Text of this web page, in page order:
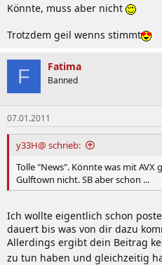
Könnte, muss aber nicht
Trotzdem geil wenns stimmt
F Fatima
Banned
07.01.2011
y33H@ schrieb:
Tolle "News". Könnte was mit AVX
Gulftown nicht. SB aber schon ...
Ich wollte eigentlich schon
dauert bis was von dir dazu
Allerdings ergibt dein Beitrag
zu tun haben und gleichzeitig